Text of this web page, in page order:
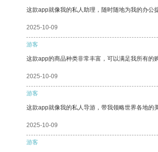
这款app就像我的私人助理，随时随地为我的办公
2025-10-09
游客
这款app的商品种类非常丰富，可以满足我所有的
2025-10-09
游客
这款app就像我的私人导游，带我领略世界各地的美
2025-10-09
游客